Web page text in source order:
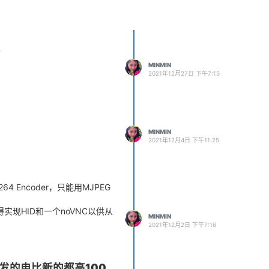
MINMIN
2021年12月27日 下午7:15
MINMIN
2021年12月4日 下午11:25
Encoder，只能用MJPEG
现HID和一个noVNC以供从
MINMIN
2021年12月2日 下午7:16